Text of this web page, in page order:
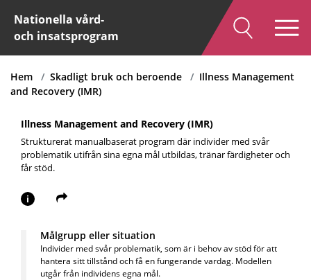
Nationella vård-
och insatsprogram
Hem Skadligt bruk och beroende
Illness Management
and Recovery (IMR)
Illness Management and Recovery (IMR)
Strukturerat manualbaserat program där individer med svår
problematik utifrån sina egna mål utbildas, tränar färdigheter och
får stöd.
i
Målgrupp eller situation
Individer med svår problematik, som är i behov av stöd för att
hantera sitt tillstånd och få en fungerande vardag. Modellen
utgår från individens egna mål.